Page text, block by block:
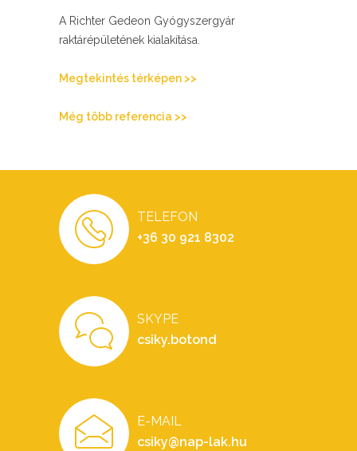
A Richter Gedeon Gyógyszergyár
raktárépületének kialakítása.
Megtekintés térképen >>
Még több referencia >>
TELEFON
+36 30 921 8302
SKYPE
csiky.botond
E-MAIL
csiky@nap-lak.hu